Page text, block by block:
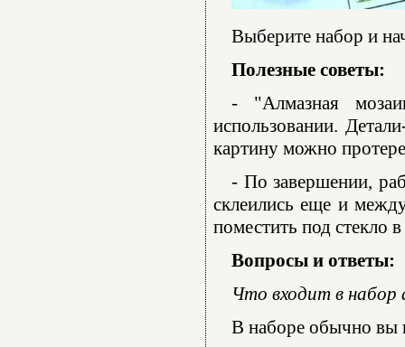
Выберите набор и
Полезные советы:
- "Алмазная
использовании.
картину можно
- По завершении,
склеились еще и
поместить под стекло
Вопросы и ответы:
Что входит в набор
В наборе обычно вы